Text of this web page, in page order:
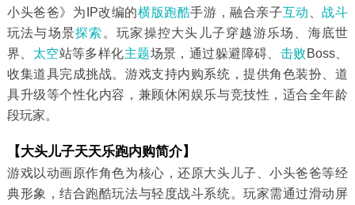
小头爸爸》为IP改编的横版跑酷手游，融合亲子互动 、战斗
玩法与场景探索 。玩家操控大头儿子穿越游乐场、海底世
界、 太空站等多样化主题场景，通过躲避障碍、 击败 Boss、
收集道具完成挑战。游戏支持内购系统，提供角色装扮、道
具升级等个性化内容，兼顾休闲娱乐与竞技性，适合全年龄
段玩家。
【大头儿子天天乐跑内购简介】
游戏以动画原作角色为核心，还原大头儿子、小头爸爸等经
典形象，结合跑酷玩法与轻度战斗系统。玩家需通过滑动屏